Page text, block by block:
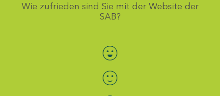
Wie zufrieden sind Sie mit der Website der
SAB?
Bewertung auswählen